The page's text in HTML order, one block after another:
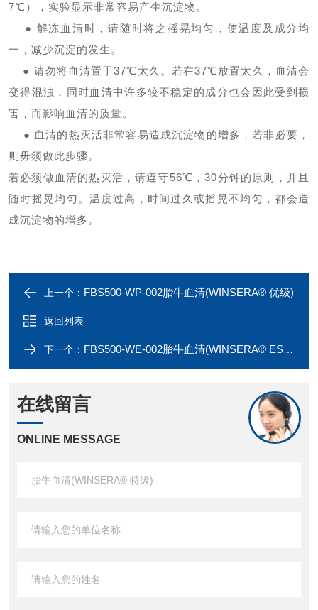
7℃），实验显示非常容易产生沉淀物。
● 解冻血清时，请随时将之摇晃均匀，使温度及成分均
一，减少沉淀的发生。
● 请勿将血清置于37℃太久。若在37℃放置太久，血清会
变得混浊，同时血清中许多较不稳定的成分也会因此受到损
害，而影响血清的质量。
● 血清的热灭活非常容易造成沉淀物的增多，若非必要，
则毋须做此步骤。
若必须做血清的热灭活，请遵守56℃，30分钟的原则，并且
随时摇晃均匀。温度过高，时间过久或摇晃不均匀，都会造
成沉淀物的增多。
上一个： FBS500-WP-002胎牛血清(WINSERA® 优级)
返回列表
下一个： FBS500-WE-002胎牛血清(WINSERA® ES级别)
在线留言
ONLINE MESSAGE